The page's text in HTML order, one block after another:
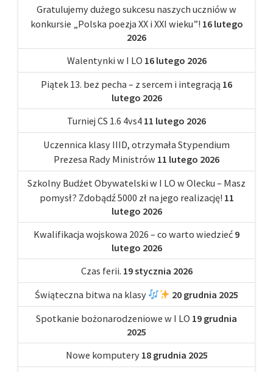
Gratulujemy dużego sukcesu naszych uczniów w
konkursie „Polska poezja XX i XXI wieku”! 16 lutego
2026
Walentynki w I LO 16 lutego 2026
Piątek 13. bez pecha – z sercem i integracją 16
lutego 2026
Turniej CS 1.6 4vs4 11 lutego 2026
Uczennica klasy IIID, otrzymała Stypendium
Prezesa Rady Ministrów 11 lutego 2026
Szkolny Budżet Obywatelski w I LO w Olecku – Masz
pomysł? Zdobądź 5000 zł na jego realizację! 11
lutego 2026
Kwalifikacja wojskowa 2026 – co warto wiedzieć 9
lutego 2026
Czas ferii. 19 stycznia 2026
Świąteczna bitwa na klasy
20 grudnia 2025
Spotkanie bożonarodzeniowe w I LO 19 grudnia
2025
Nowe komputery 18 grudnia 2025